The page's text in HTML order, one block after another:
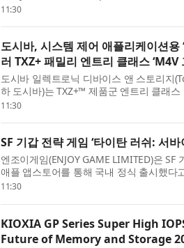
with a floating-point unit (FPU), that
11:30
도시바, 시스템 제어 애플리케이션용
러 TXZ+ 패밀리 엔트리 클래스
도시바 일렉트로닉 디바이스 앤 스토리
하 도시바)는 TXZ+™ 제품군 엔트리 클래
(FPU)를 갖춘 암 코어텍스-M4(Arm®
11:30
SF 기갑 전략 게임 ‘타이탄 러쉬: 서
엔조이게임(ENJOY GAME LIMITED)은 SF
애플 앱스토어를 통해 국내 정식 출시했다
과 직접 조종, 미녀 지휘관 모집, 피난처 운
11:30
KIOXIA GP Series Super High
Future of Memory and Storage